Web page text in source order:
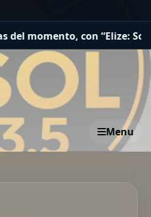
Sombras de una mujer” a
Menu